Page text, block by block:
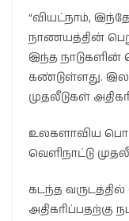
“வியட்நாம்,
நாணயத்தின்
இந்த நாடுகளின்
கண்டுள்ளது.
முதலீடுகள்
உலகளாவிய
வெளிநாட்டு
கடந்த